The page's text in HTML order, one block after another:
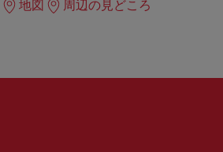
地図
周辺の見どころ